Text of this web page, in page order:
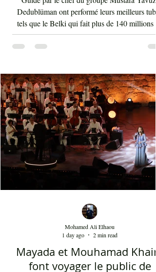
Hammamet
Guidé par le chef du groupe Mustafa Yavuz,
Dedublüman ont performé leurs meilleurs
font la gloire mondiale actuelle de cette bande.
musique de Dedublüman reflète bel et bien
l'identité turque, trouvant harmonieusement sa
place entre les civilisations orientale et
occidentale. Le son de la clarinette est à
d'un cri d'un loup sur les montagnes.
Dédublüm
Mohamed Ali Elhaou
1 day ago
2 min read